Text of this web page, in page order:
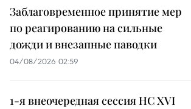
Заблаговременное принятие мер
по реагированию на сильные
дожди и внезапные паводки
04/08/2026 02:59
1-я внеочередная сессия НС XVI